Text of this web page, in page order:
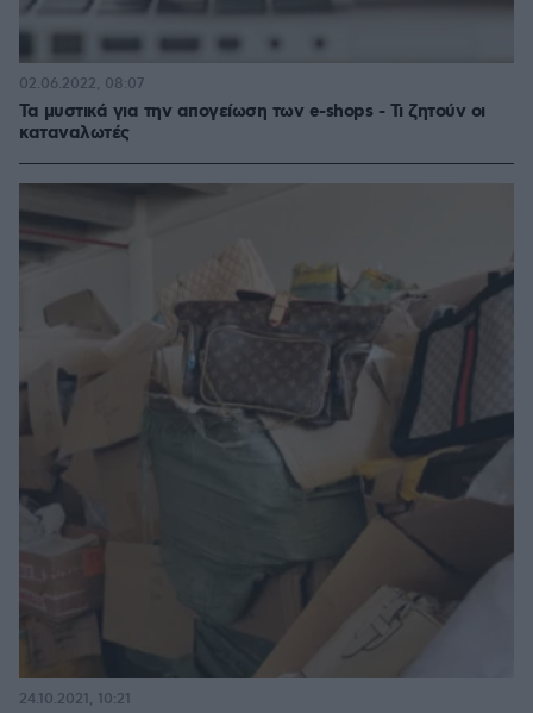
Τα μυστικά για την απογείωση των e-shops - Τι ζητούν οι
καταναλωτές
02.06.2022, 08:07
24.10.2021, 10:21